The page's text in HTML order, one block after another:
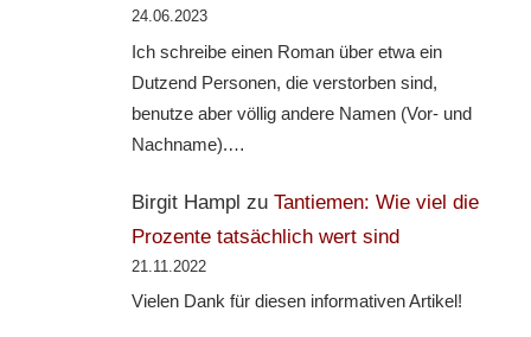
24.06.2023
Ich schreibe einen Roman über etwa ein
Dutzend Personen, die verstorben sind,
benutze aber völlig andere Namen (Vor- und
Nachname).…
Birgit Hampl zu Tantiemen: Wie viel die
Prozente tatsächlich wert sind
21.11.2022
Vielen Dank für diesen informativen Artikel!